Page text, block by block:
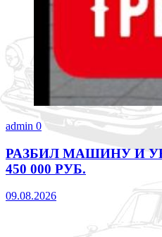
admin 0
РАЗБИЛ МАШИНУ И
450 000 РУБ.
09.08.2026